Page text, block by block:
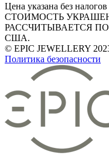
Цена указана без
СТОИМОСТЬ
РАССЧИТЫВАЕТСЯ
США.
© EPIC JEWELLERY
Политика безопасности